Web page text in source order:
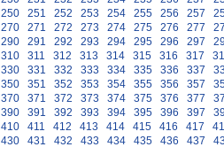
250 251 252 253 254 255 256 257
270 271 272 273 274 275 276 277
290 291 292 293 294 295 296 297
310 311 312 313 314 315 316 317
330 331 332 333 334 335 336 337
350 351 352 353 354 355 356 357
370 371 372 373 374 375 376 377
390 391 392 393 394 395 396 397
410 411 412 413 414 415 416 417
430 431 432 433 434 435 436 437